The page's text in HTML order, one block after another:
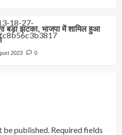
बड़ा झटका, भाजपा में शामिल हुआ
2023 0
be published. Required fields